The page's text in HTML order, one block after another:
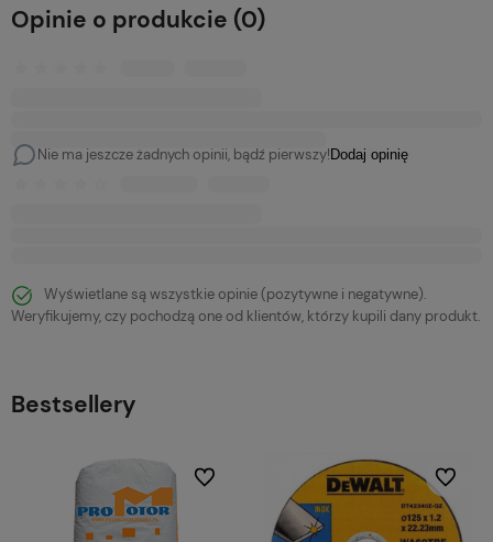
Opinie o produkcie (0)
Nie ma jeszcze żadnych opinii, bądź pierwszy! Dodaj opinię
Wyświetlane są wszystkie opinie (pozytywne i negatywne).
Weryfikujemy, czy pochodzą one od klientów, którzy kupili dany produkt.
Bestsellery
Do ulubionych Do